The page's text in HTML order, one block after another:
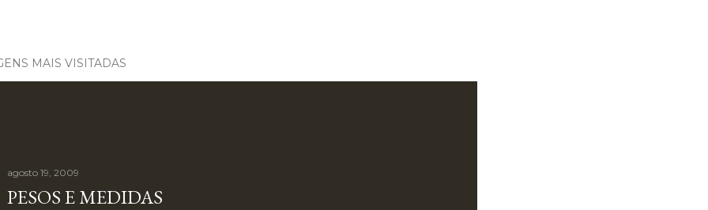
MAIS VISITADAS
agosto 19, 2009
PESOS E MEDIDAS